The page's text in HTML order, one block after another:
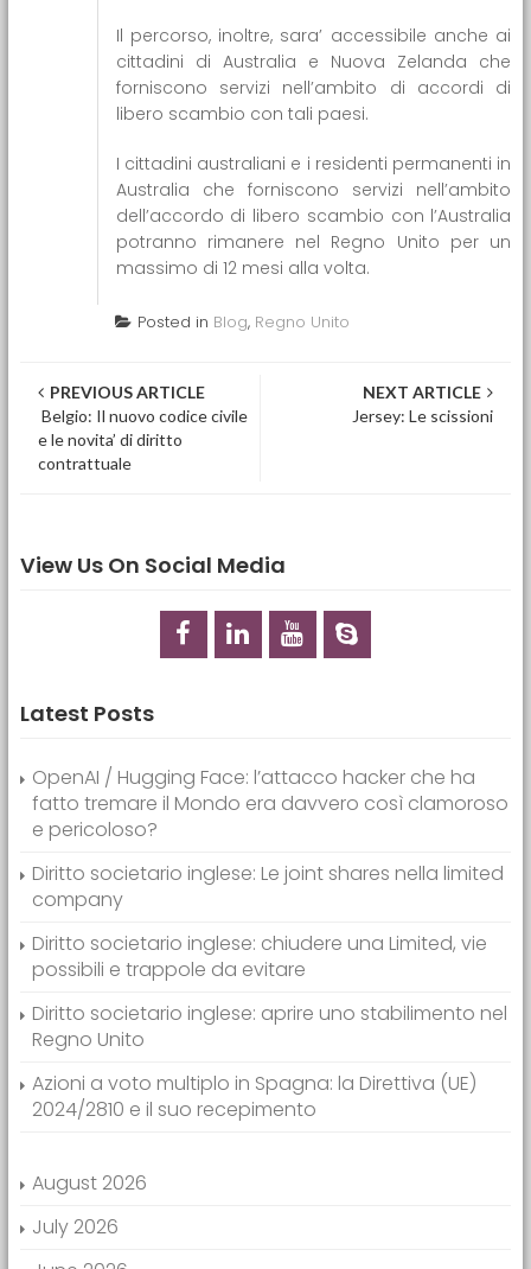
Il percorso, inoltre, sara’ accessibile anche ai
cittadini di Australia e Nuova Zelanda che
forniscono servizi nell’ambito di accordi di
libero scambio con tali paesi.
I cittadini australiani e i residenti permanenti in
Australia che forniscono servizi nell’ambito
dell’accordo di libero scambio con l’Australia
potranno rimanere nel Regno Unito per un
massimo di 12 mesi alla volta.
Posted in Blog, Regno Unito
Post navigation
PREVIOUS ARTICLE
Belgio: Il nuovo codice civile
e le novita’ di diritto
contrattuale
NEXT ARTICLE
Jersey: Le scissioni
View Us On Social Media
Latest Posts
OpenAI / Hugging Face: l’attacco hacker che ha
fatto tremare il Mondo era davvero così clamoroso
e pericoloso?
Diritto societario inglese: Le joint shares nella limited
company
Diritto societario inglese: chiudere una Limited, vie
possibili e trappole da evitare
Diritto societario inglese: aprire uno stabilimento nel
Regno Unito
Azioni a voto multiplo in Spagna: la Direttiva (UE)
2024/2810 e il suo recepimento
August 2026
July 2026